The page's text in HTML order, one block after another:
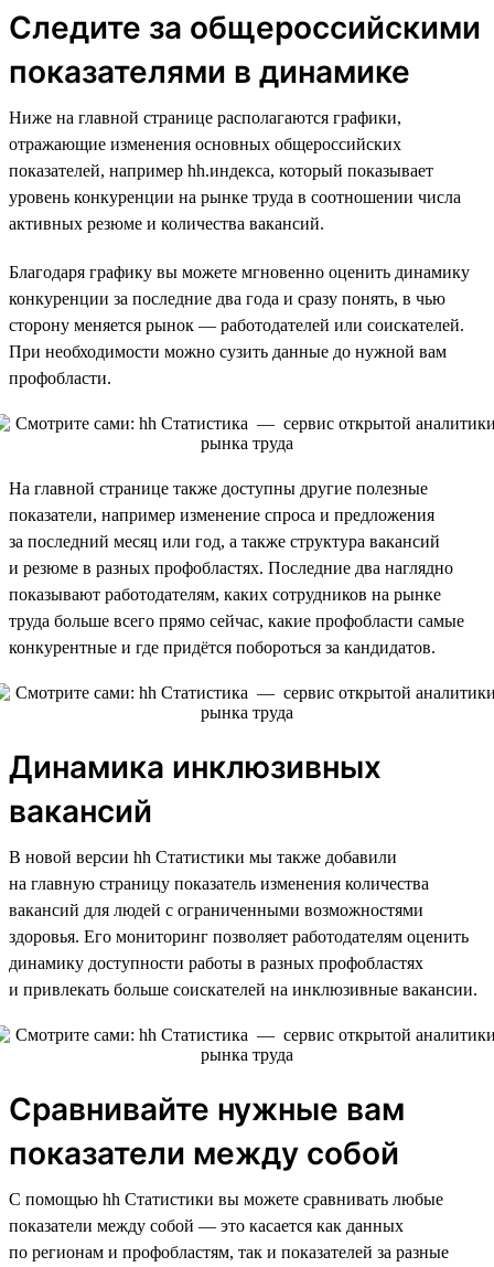
Следите за общероссийскими
показателями в динамике
Ниже на главной странице располагаются графики,
отражающие изменения основных общероссийских
показателей, например hh.индекса, который показывает
уровень конкуренции на рынке труда в соотношении числа
активных резюме и количества вакансий.
Благодаря графику вы можете мгновенно оценить динамику
конкуренции за последние два года и сразу понять, в чью
сторону меняется рынок — работодателей или соискателей.
При необходимости можно сузить данные до нужной вам
профобласти.
На главной странице также доступны другие полезные
показатели, например изменение спроса и предложения
за последний месяц или год, а также структура вакансий
и резюме в разных профобластях. Последние два наглядно
показывают работодателям, каких сотрудников на рынке
труда больше всего прямо сейчас, какие профобласти самые
конкурентные и где придётся побороться за кандидатов.
Динамика инклюзивных
вакансий
В новой версии hh Статистики мы также добавили
на главную страницу показатель изменения количества
вакансий для людей с ограниченными возможностями
здоровья. Его мониторинг позволяет работодателям оценить
динамику доступности работы в разных профобластях
и привлекать больше соискателей на инклюзивные вакансии.
Сравнивайте нужные вам
показатели между собой
С помощью hh Статистики вы можете сравнивать любые
показатели между собой — это касается как данных
по регионам и профобластям, так и показателей за разные